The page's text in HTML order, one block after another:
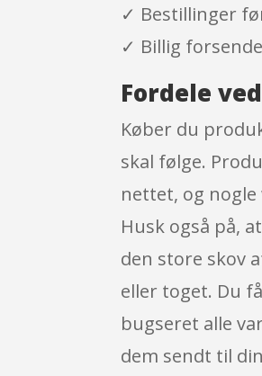
✓ Bestillinger
✓ Billig
Fordele
Køber du
skal følge.
nettet, og
Husk også på,
den store skov
eller toget. Du
bugseret alle
dem sendt til